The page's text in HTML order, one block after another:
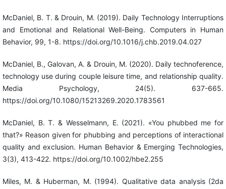
McDaniel, B. T. & Drouin, M. (2019). Daily Technology Interruptions
and Emotional and Relational Well-Being. Computers in Human
Behavior, 99, 1-8. https://doi.org/10.1016/j.chb.2019.04.027
McDaniel, B., Galovan, A. & Drouin, M. (2020). Daily technoference,
technology use during couple leisure time, and relationship quality.
Media Psychology, 24(5). 637-665.
https://doi.org/10.1080/15213269.2020.1783561
McDaniel, B. T. & Wesselmann, E. (2021). «You phubbed me for
that?» Reason given for phubbing and perceptions of interactional
quality and exclusion. Human Behavior & Emerging Technologies,
3(3), 413-422. https://doi.org/10.1002/hbe2.255
Miles, M. & Huberman, M. (1994). Qualitative data analysis (2da